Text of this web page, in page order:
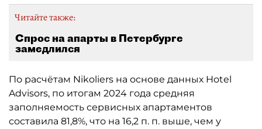
Читайте также:
Спрос на апарты в Петербурге
замедлился
По расчётам Nikoliers на основе данных Hotel
Advisors, по итогам 2024 года средняя
заполняемость сервисных апартаментов
составила 81,8%, что на 16,2 п. п. выше, чем у